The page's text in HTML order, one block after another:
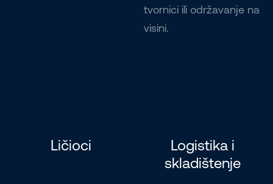
tvornici ili održavanje na
visini.
Ličioci
Logistika i
skladištenje